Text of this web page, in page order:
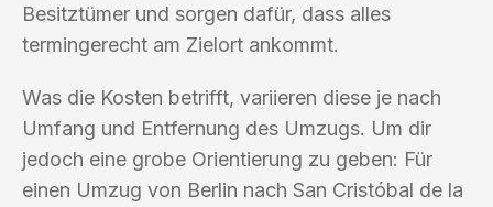
Besitztümer und sorgen dafür, dass alles
termingerecht am Zielort ankommt.
Was die Kosten betrifft, variieren diese je nach
Umfang und Entfernung des Umzugs. Um dir
jedoch eine grobe Orientierung zu geben: Für
einen Umzug von Berlin nach San Cristóbal de la